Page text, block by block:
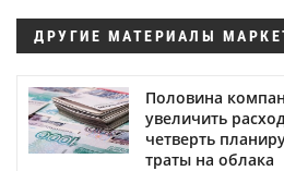
ДРУГИЕ МАТЕРИАЛЫ
Половина
увеличить
четверть
траты на облака